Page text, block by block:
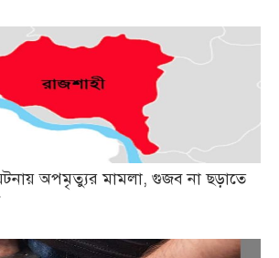
অপমৃত্যুর মামলা, গুজব না ছড়াতে